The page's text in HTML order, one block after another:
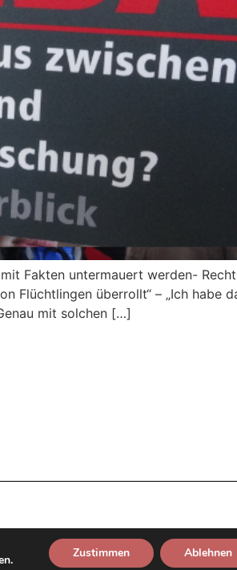
Fakten untermauert werden-
Flüchtlingen überrollt“ – „Ich habe
mit solchen […]
Zustimmen Ablehnen